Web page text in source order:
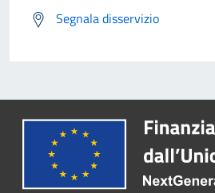
Segnala disservizio